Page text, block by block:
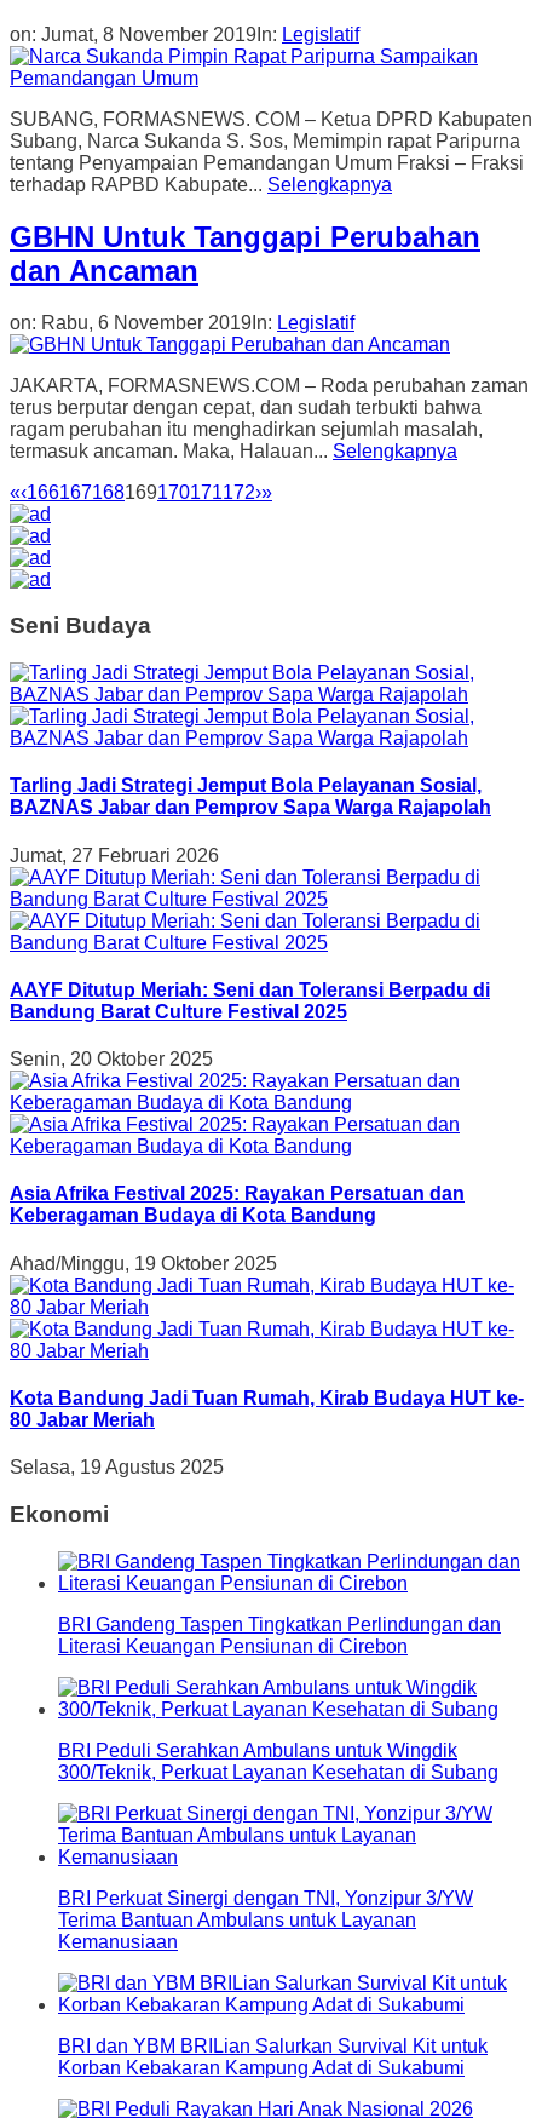
on: Jumat, 8 November 2019 In: Legislatif
SUBANG, FORMASNEWS. COM – Ketua DPRD Kabupaten
Subang, Narca Sukanda S. Sos, Memimpin rapat Paripurna
tentang Penyampaian Pemandangan Umum Fraksi – Fraksi
terhadap RAPBD Kabupate... Selengkapnya
GBHN Untuk Tanggapi Perubahan
dan Ancaman
on: Rabu, 6 November 2019 In: Legislatif
JAKARTA, FORMASNEWS.COM – Roda perubahan zaman
terus berputar dengan cepat, dan sudah terbukti bahwa
ragam perubahan itu menghadirkan sejumlah masalah,
termasuk ancaman. Maka, Halauan... Selengkapnya
«‹166167168169170171172›»
Seni Budaya
Tarling Jadi Strategi Jemput Bola Pelayanan Sosial,
BAZNAS Jabar dan Pemprov Sapa Warga Rajapolah
Jumat, 27 Februari 2026
AAYF Ditutup Meriah: Seni dan Toleransi Berpadu di
Bandung Barat Culture Festival 2025
Senin, 20 Oktober 2025
Asia Afrika Festival 2025: Rayakan Persatuan dan
Keberagaman Budaya di Kota Bandung
Ahad/Minggu, 19 Oktober 2025
Kota Bandung Jadi Tuan Rumah, Kirab Budaya HUT ke-
80 Jabar Meriah
Selasa, 19 Agustus 2025
Ekonomi
BRI Gandeng Taspen Tingkatkan Perlindungan dan
Literasi Keuangan Pensiunan di Cirebon
BRI Peduli Serahkan Ambulans untuk Wingdik
300/Teknik, Perkuat Layanan Kesehatan di Subang
BRI Perkuat Sinergi dengan TNI, Yonzipur 3/YW
Terima Bantuan Ambulans untuk Layanan
Kemanusiaan
BRI dan YBM BRILian Salurkan Survival Kit untuk
Korban Kebakaran Kampung Adat di Sukabumi